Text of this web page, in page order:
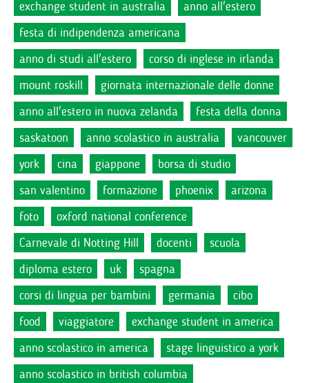
exchange student in australia
anno all'estero
festa di indipendenza americana
anno di studi all'estero
corso di inglese in irlanda
mount roskill
giornata internazionale delle donne
anno all'estero in nuova zelanda
festa della donna
saskatoon
anno scolastico in australia
vancouver
york
cina giappone
borsa di studio
san valentino
formazione phoenix
arizona
foto
oxford national conference
Carnevale di Notting Hill
docenti
scuola
diploma estero
uk
spagna
corsi di lingua per bambini
germania
cibo
food
viaggiatore
exchange student in america
anno scolastico in america
stage linguistico a york
anno scolastico in british columbia